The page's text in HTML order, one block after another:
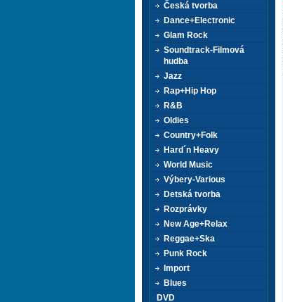
Česká tvorba
Dance+Electronic
Glam Rock
Soundtrack-Filmová
hudba
Jazz
Rap+Hip Hop
R&B
Oldies
Country+Folk
Hard´n Heavy
World Music
Výbery-Various
Detská tvorba
Rozprávky
New Age+Relax
Reggae+Ska
Punk Rock
Import
Blues
DVD